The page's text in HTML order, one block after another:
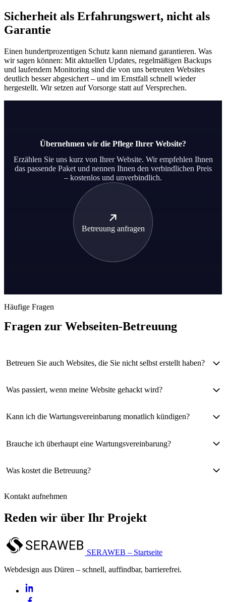
Sicherheit als Erfahrungswert, nicht als
Garantie
Einen hundertprozentigen Schutz kann niemand garantieren. Was
wir sagen können: Mit aktuellen Updates, regelmäßigen Backups
und laufendem Monitoring sind die von uns betreuten Websites
deutlich besser abgesichert – und im Ernstfall schnell wieder
hergestellt. Wir setzen auf Vorsorge statt auf Versprechen.
Übernehmen wir die Pflege Ihrer Website?
Erzählen Sie uns kurz von Ihrer Website. Wir empfehlen Ihnen
das passende Paket und nennen Ihnen den verbindlichen Preis
– kostenlos und unverbindlich.
Betreuung anfragen
Häufige Fragen
Fragen zur Webseiten-Betreuung
Betreuen Sie auch Websites, die Sie nicht selbst erstellt haben?
Was passiert, wenn meine Website gehackt wird?
Kann ich die Wartungsvereinbarung monatlich kündigen?
Brauche ich überhaupt eine Wartungsvereinbarung?
Was kostet die Betreuung?
Kontakt aufnehmen
Reden wir über Ihr Projekt
SERAWEB – Startseite
Webdesign aus Düren – schnell, auffindbar, barrierefrei.